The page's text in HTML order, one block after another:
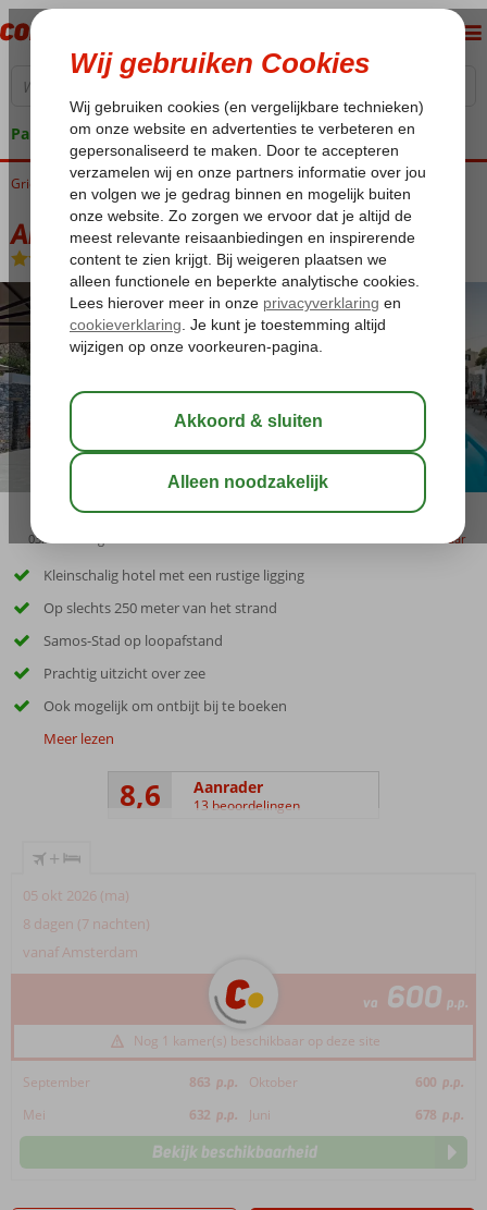
Pakketgarantie
Home
Griekenland Samos Samos-Stad Anthemis Hotel
Anthemis Hotel
Logies-Hotel
03:15 bewaar
Kleinschalig hotel met een rustige ligging
Op slechts 250 meter van het strand
Samos-Stad op loopafstand
Prachtig uitzicht over zee
Ook mogelijk om ontbijt bij te boeken
Meer lezen
8,6 Aanrader
13 beoordelingen
+
05 okt 2026 (ma)
8 dagen (7 nachten)
vanaf Amsterdam
va 600 p.p.
Nog 1 kamer(s) beschikbaar op deze site
September 863 p.p. Oktober 600 p.p.
Mei
632 p.p. Juni 678 p.p.
Bekijk beschikbaarheid